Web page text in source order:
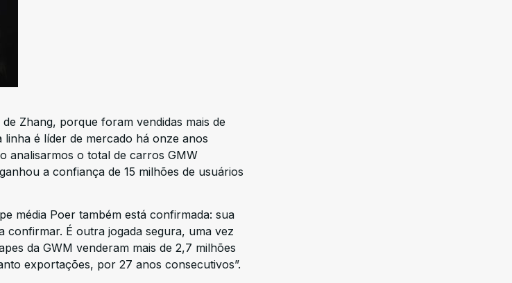
Zhang, porque foram vendidas mais de
linha é líder de mercado há onze anos
analisarmos o total de carros GMW
a confiança de 15 milhões de usuários
média Poer também está confirmada: sua
É outra jogada segura, uma vez
da GWM venderam mais de 2,7 milhões
exportações, por 27 anos consecutivos”.